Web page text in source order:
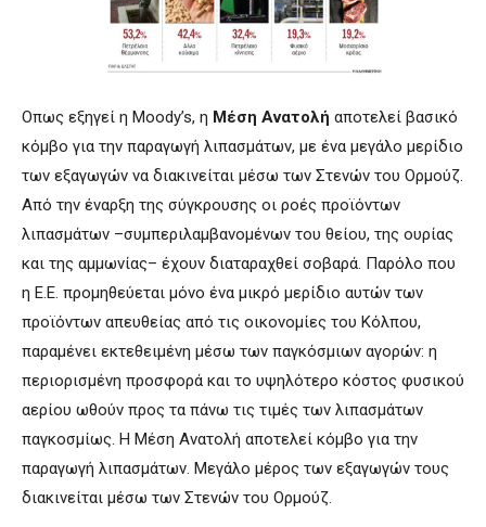
Οπως εξηγεί η Moody’s, η Μέση Ανατολή αποτελεί βασικό
κόμβο για την παραγωγή λιπασμάτων, με ένα μεγάλο μερίδιο
των εξαγωγών να διακινείται μέσω των Στενών του Ορμούζ.
Από την έναρξη της σύγκρουσης οι ροές προϊόντων
λιπασμάτων –συμπεριλαμβανομένων του θείου, της ουρίας
και της αμμωνίας– έχουν διαταραχθεί σοβαρά. Παρόλο που
η Ε.Ε. προμηθεύεται μόνο ένα μικρό μερίδιο αυτών των
προϊόντων απευθείας από τις οικονομίες του Κόλπου,
παραμένει εκτεθειμένη μέσω των παγκόσμιων αγορών: η
περιορισμένη προσφορά και το υψηλότερο κόστος φυσικού
αερίου ωθούν προς τα πάνω τις τιμές των λιπασμάτων
παγκοσμίως. Η Μέση Ανατολή αποτελεί κόμβο για την
παραγωγή λιπασμάτων. Μεγάλο μέρος των εξαγωγών τους
διακινείται μέσω των Στενών του Ορμούζ.